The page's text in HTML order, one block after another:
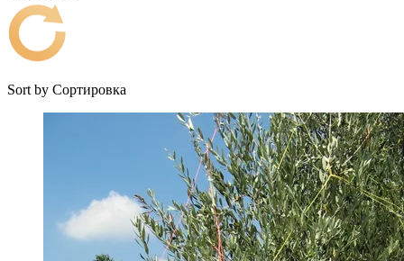
Sort by Сортировка